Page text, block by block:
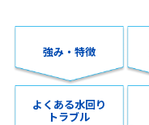
強み・特徴
よくある水回り
トラブル